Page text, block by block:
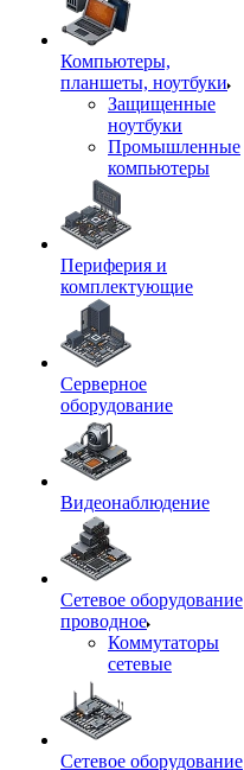
Компьютеры,
планшеты, ноутбуки
Защищенные
ноутбуки
Промышленные
компьютеры
Периферия и
комплектующие
Серверное
оборудование
Видеонаблюдение
Сетевое оборудование
проводное
Коммутаторы
сетевые
Сетевое оборудование